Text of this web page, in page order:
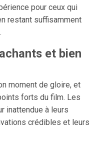
pour ceux qui
restant suffisamment
et bien
moment de gloire, et
forts du film. Les
inattendue à leurs
crédibles et leurs